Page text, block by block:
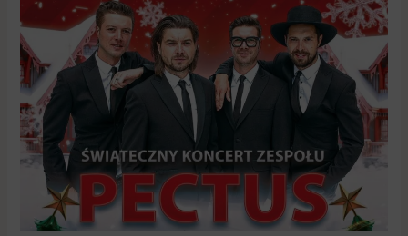
Swarzędz
zaprasza
na
koncert
świąteczny
zespołu
Pectus